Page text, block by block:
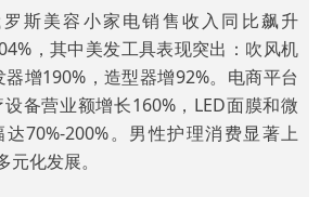
斯美容小家电销售收入同比飙升
，其中美发工具表现突出：吹风机
增190%，造型器增92%。电商平台
备营业额增长160%，LED面膜和微
70%-200%。男性护理消费显著上
化发展。